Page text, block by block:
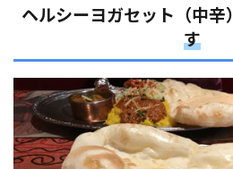
ヘルシーヨガセット（中辛）
す